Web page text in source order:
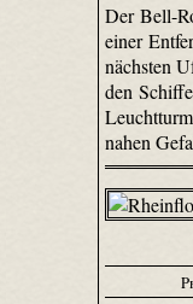
Der Bell-
einer
nächsten
den
nahen